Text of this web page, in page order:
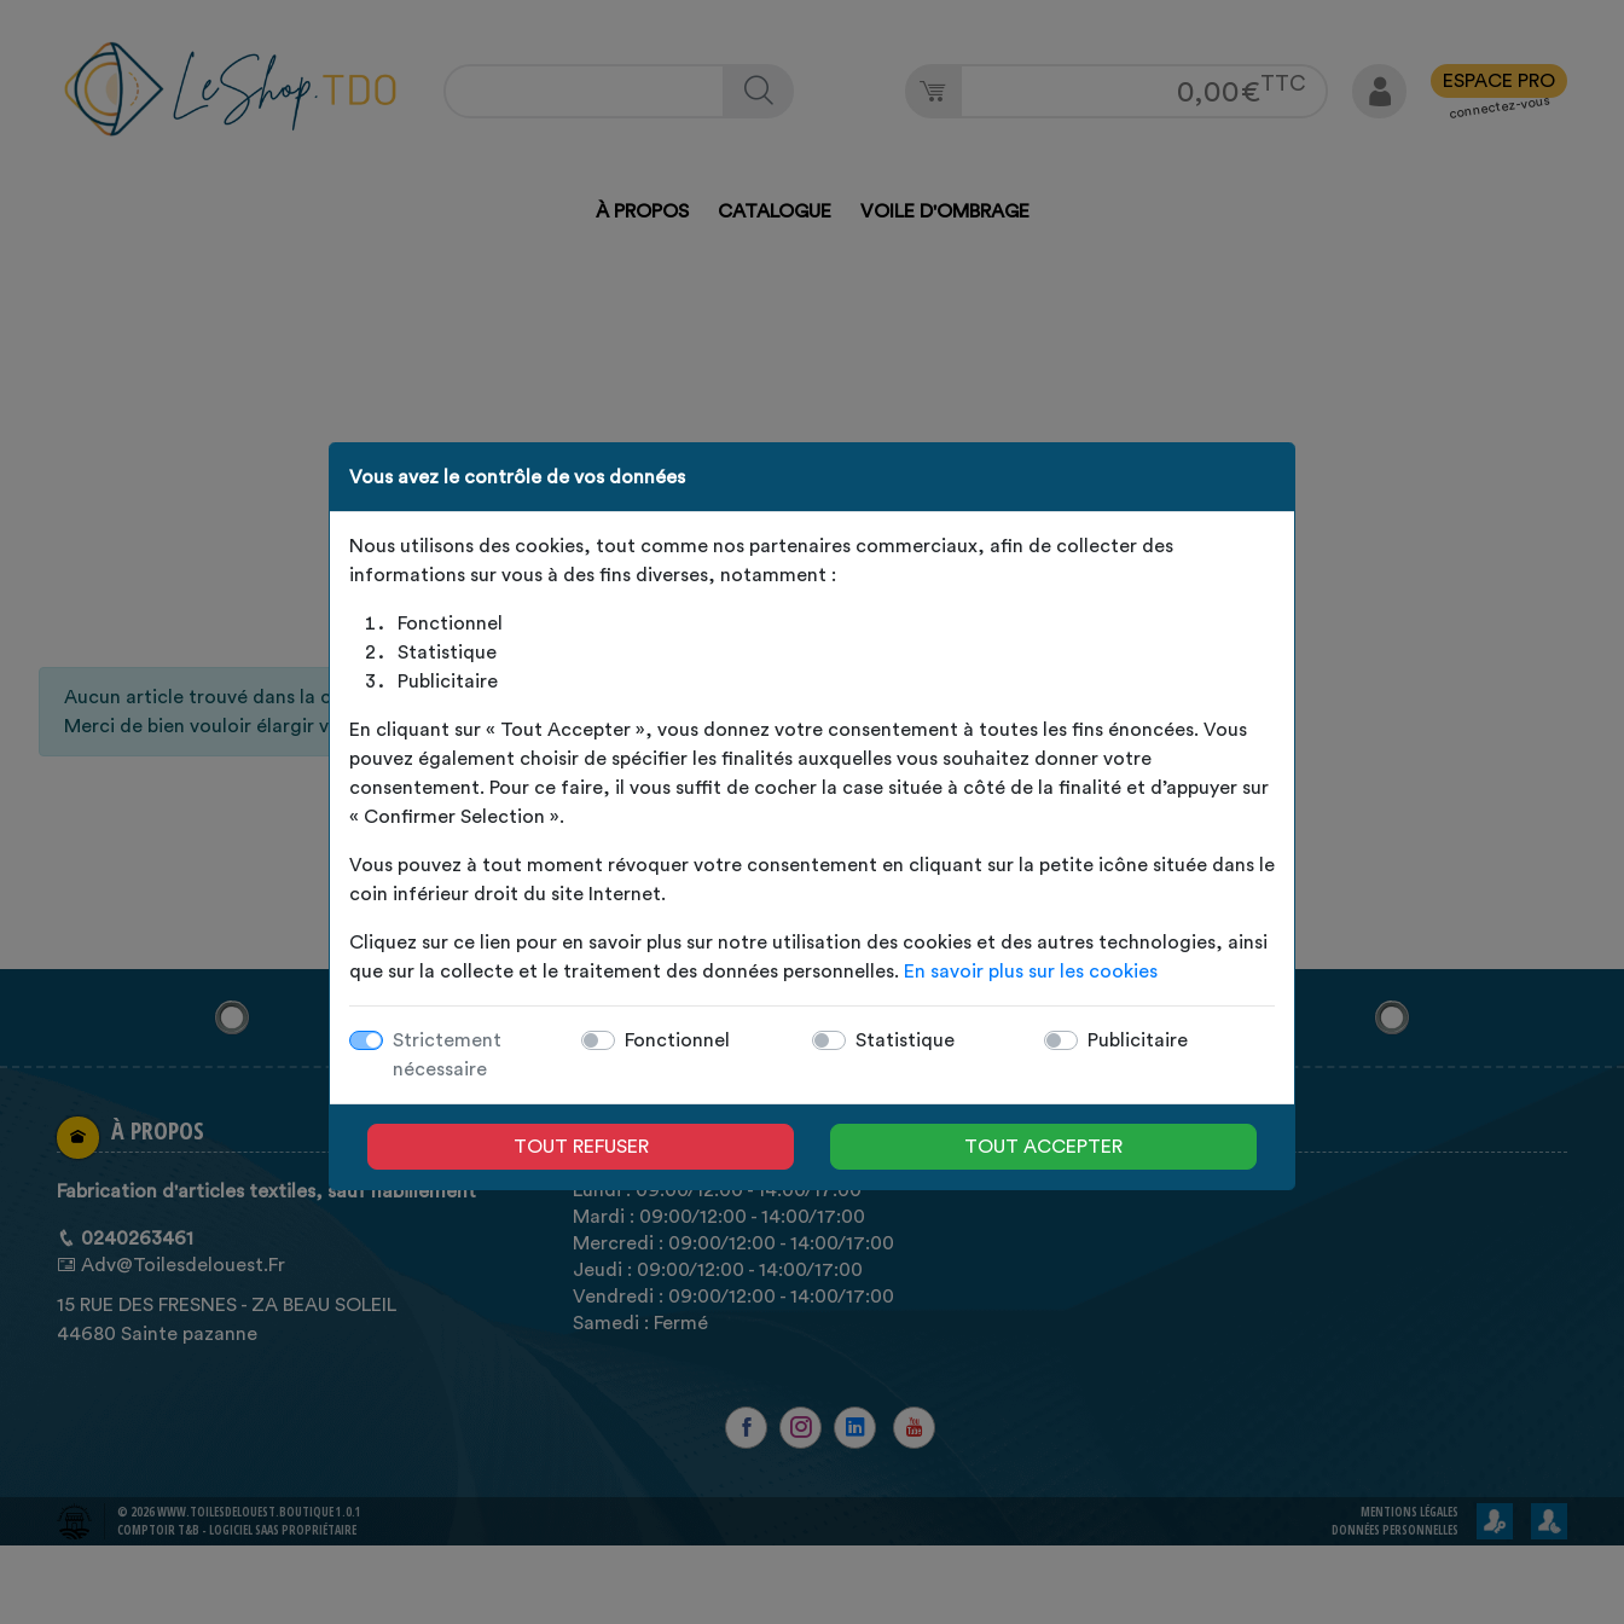
Vous avez le contrôle de vos données
Nous utilisons des cookies, tout comme nos partenaires commerciaux, afin de collecter des
informations sur vous à des fins diverses, notamment :
Fonctionnel
Statistique
Publicitaire
En cliquant sur « Tout Accepter », vous donnez votre consentement à toutes les fins énoncées. Vous
pouvez également choisir de spécifier les finalités auxquelles vous souhaitez donner votre
consentement. Pour ce faire, il vous suffit de cocher la case située à côté de la finalité et d’appuyer sur
« Confirmer Selection ».
Vous pouvez à tout moment révoquer votre consentement en cliquant sur la petite icône située dans le
coin inférieur droit du site Internet.
Cliquez sur ce lien pour en savoir plus sur notre utilisation des cookies et des autres technologies, ainsi
que sur la collecte et le traitement des données personnelles. En savoir plus sur les cookies
Strictement
nécessaire
Fonctionnel Statistique Publicitaire
TOUT REFUSER TOUT ACCEPTER
ESPACE PRO
0,00€TTC
À PROPOS CATALOGUE VOILE D'OMBRAGE
Aucun article trouvé dans la catégorie sélectionnée ou à partir des mots clés saisis.
Merci de bien vouloir élargir votre recherche.
À PROPOS
Fabrication d'articles textiles, sauf habillement
0240263461
Adv@toilesdelouest.fr
15 RUE DES FRESNES - ZA BEAU SOLEIL
44680 Sainte pazanne
HORAIRES
Lundi :09:00/12:00-14:00/17:00
Mardi : 09:00/12:00 - 14:00/17:00
Mercredi : 09:00/12:00 - 14:00/17:00
Jeudi : 09:00/12:00 - 14:00/17:00
Vendredi : 09:00/12:00 - 14:00/17:00
Samedi : Fermé
ESPACE CLIENT
© 2026 WWW.TOILESDELOUEST.BOUTIQUE 1.0.1
COMPTOIR T&B - LOGICIEL SAAS PROPRIÉTAIRE
MENTIONS LÉGALES
DONNÉES PERSONNELLES